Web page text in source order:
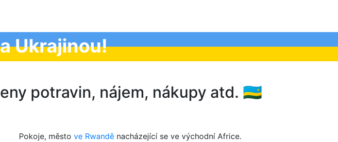
Ukrajinou!
potravin, nájem, nákupy atd. 🇷🇼
Pokoje, město ve Rwandě nacházející se ve východní Africe.